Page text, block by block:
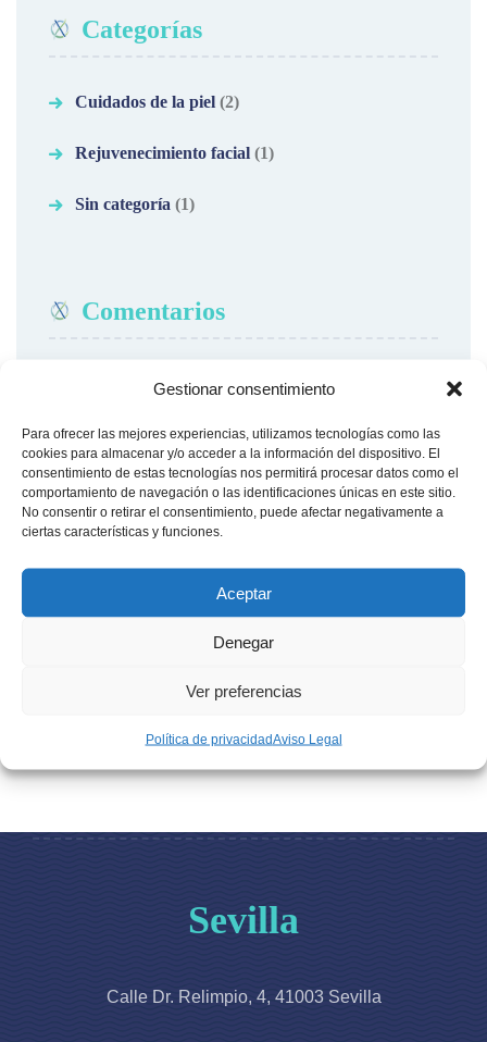
Gestionar consentimiento
Para ofrecer las mejores experiencias, utilizamos tecnologías como las
cookies para almacenar y/o acceder a la información del dispositivo. El
consentimiento de estas tecnologías nos permitirá procesar datos como el
comportamiento de navegación o las identificaciones únicas en este sitio.
No consentir o retirar el consentimiento, puede afectar negativamente a
ciertas características y funciones.
Aceptar
Denegar
Ver preferencias
Política de privacidadAviso Legal
Categorías
Cuidados de la piel (2)
Rejuvenecimiento facial (1)
Sin categoría (1)
Comentarios
Clinica Medicina y Cirugía
Estética en Sevilla
El Doctor Miguel Aragón, con una experiencia y
y junto a su equipo, llevar a cabo la cirugía.
Sevilla
Calle Dr. Relimpio, 4, 41003 Sevilla